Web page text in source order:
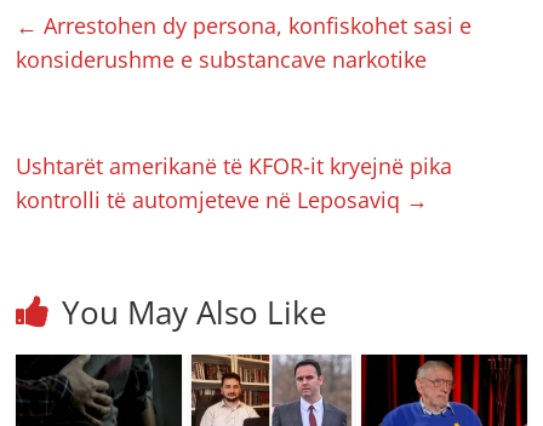
← Arrestohen dy persona, konfiskohet sasi e
konsiderushme e substancave narkotike
Ushtarët amerikanë të KFOR-it kryejnë pika
kontrolli të automjeteve në Leposaviq →
You May Also Like